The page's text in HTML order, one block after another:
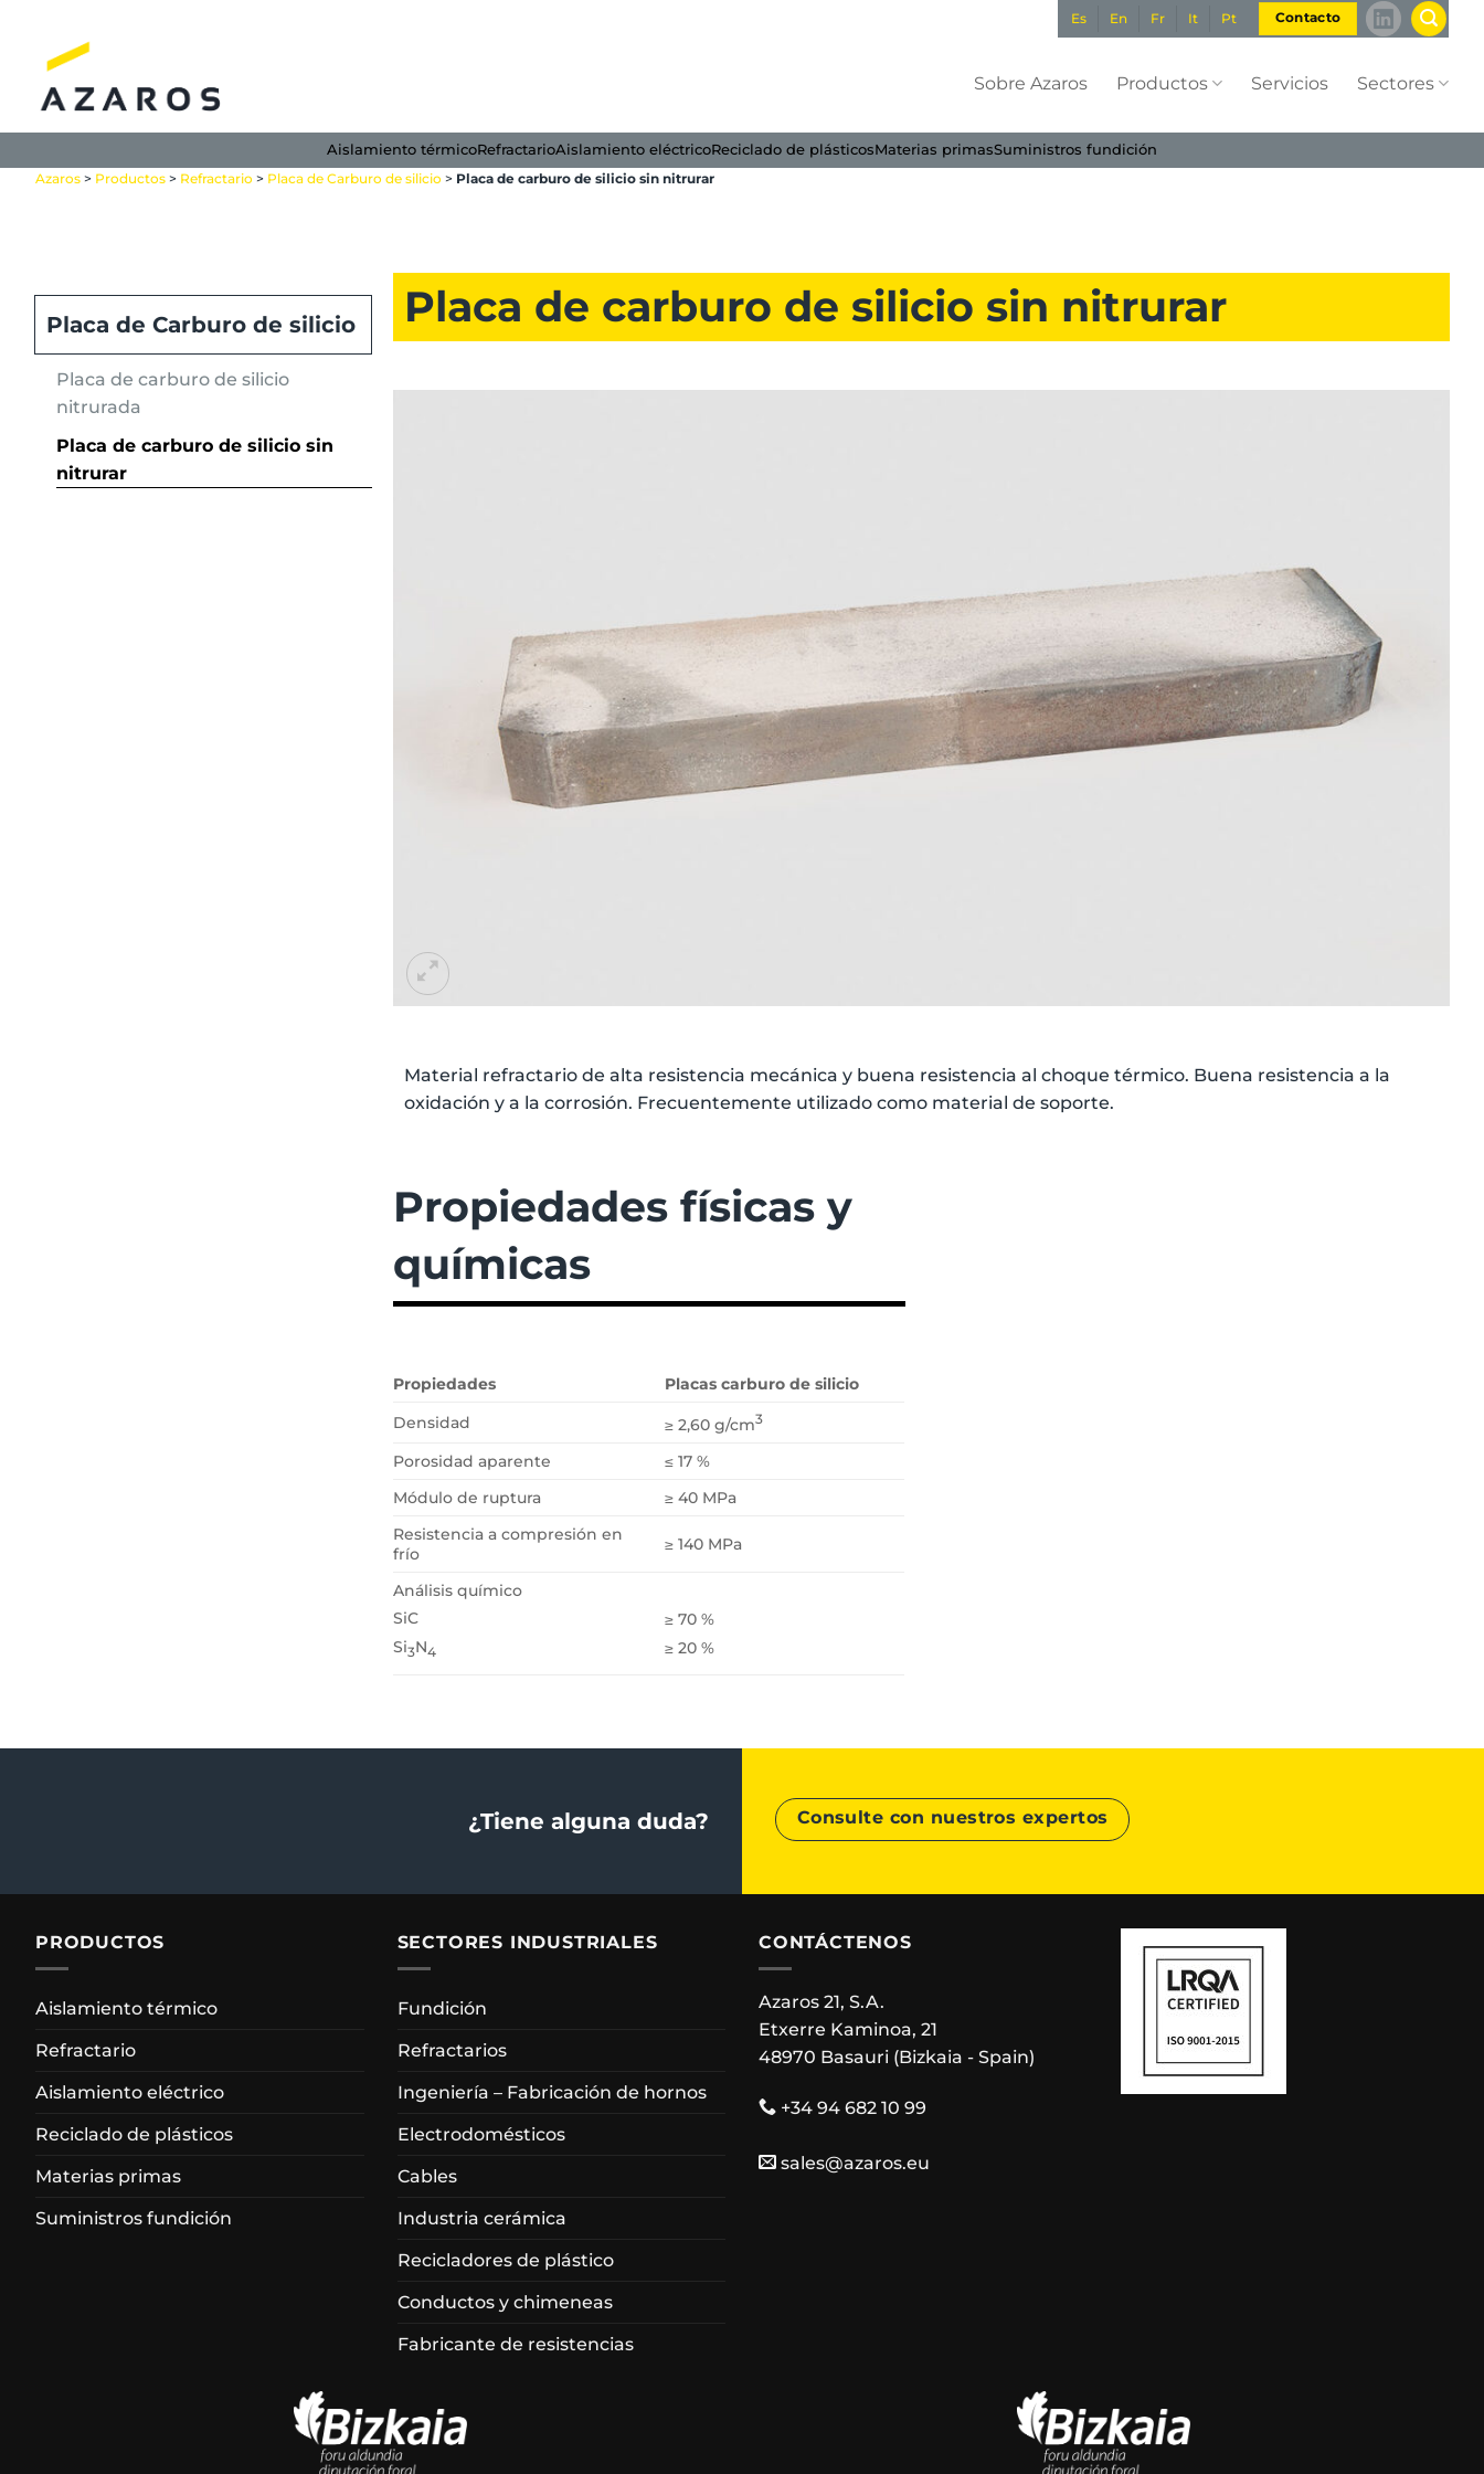
contenido
Es En Fr It Pt Contacto
Sobre Azaros Productos Servicios Sectores
Aislamiento térmicoRefractarioAislamiento eléctricoReciclado de plásticosMaterias primasSuministros fundición
Azaros > Productos > Refractario > Placa de Carburo de silicio > Placa de carburo de silicio sin nitrurar
Placa de Carburo de silicio
Placa de carburo de silicio
nitrurada
Placa de carburo de silicio sin
nitrurar
Placa de carburo de silicio sin nitrurar
Material refractario de alta resistencia mecánica y buena resistencia al choque térmico. Buena resistencia a la
oxidación y a la corrosión. Frecuentemente utilizado como material de soporte.
Propiedades físicas y
químicas
Propiedades
Placas carburo de silicio
Densidad
≥ 2,60 g/cm3
Porosidad aparente
≤ 17 %
Módulo de ruptura
≥ 40 MPa
Resistencia a compresión en
frío
≥ 140 MPa
Análisis químico
SiC
Si3N4
≥ 70 %
≥ 20 %
¿Tiene alguna duda? Consulte con nuestros expertos
PRODUCTOS
Aislamiento térmico
Refractario
Aislamiento eléctrico
Reciclado de plásticos
Materias primas
Suministros fundición
SECTORES INDUSTRIALES
Fundición
Refractarios
Ingeniería – Fabricación de hornos
Electrodomésticos
Cables
Industria cerámica
Recicladores de plástico
Conductos y chimeneas
Fabricante de resistencias
CONTÁCTENOS
Azaros 21, S.A.
Etxerre Kaminoa, 21
48970 Basauri (Bizkaia - Spain)
+34 94 682 10 99
sales@azaros.eu